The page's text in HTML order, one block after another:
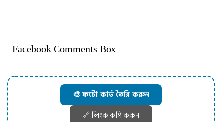
Facebook Comments Box
🎨 ফটো কার্ড তৈরি করুন
🔗 লিংক কপি করুন